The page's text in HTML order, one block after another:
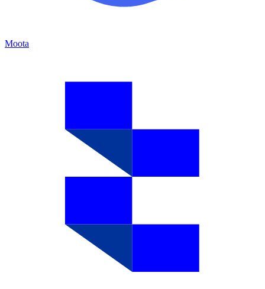
Moota